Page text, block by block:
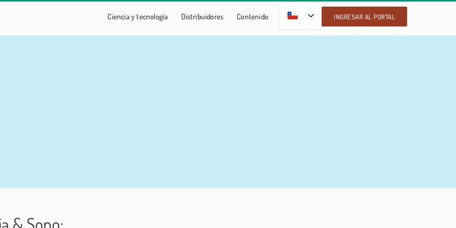
Ciencia y tecnología Distribuidores Contenido INGRESAR AL PORTAL